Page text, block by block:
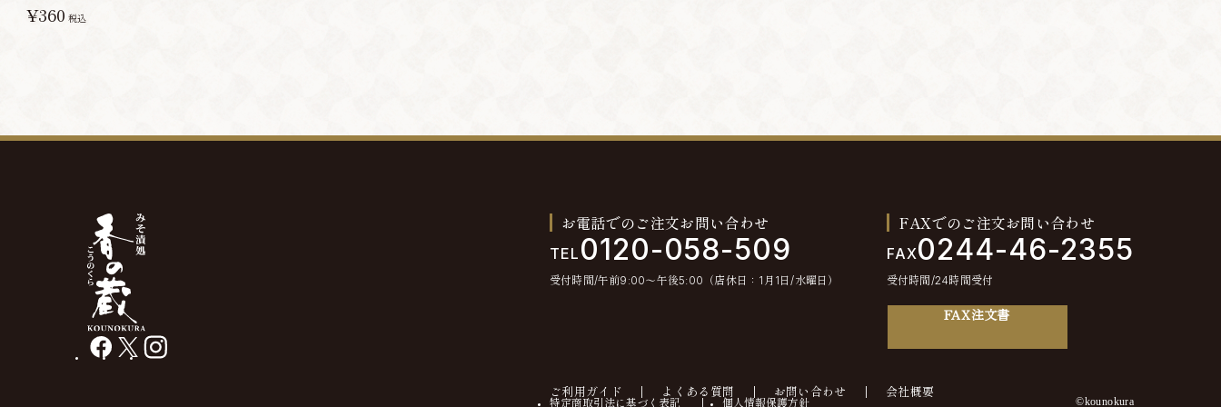
¥360 税込
facebook
X instagram
お電話でのご注文お問い合わせ
TEL 0120-058-509
受付時間/午前9:00〜午後5:00（店休日：1月1日/水曜日）
FAXでのご注文お問い合わせ
FAX0244-46-2355
受付時間/24時間受付
FAX注文書
ご利用ガイド よくある質問 お問い合わせ 会社概要
特定商取引法に基づく表記 個人情報保護方針 ©kounokura